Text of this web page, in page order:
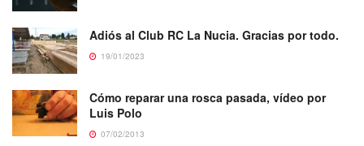
Adiós al Club RC La Nucia. Gracias por todo.
19/01/2023
Cómo reparar una rosca pasada, vídeo por
Luis Polo
07/02/2013